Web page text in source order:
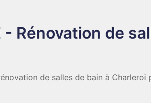
- Rénovation de
de salles de bain à Charleroi